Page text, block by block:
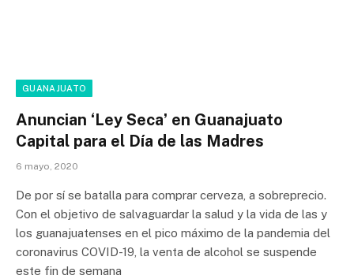
GUANAJUATO
Anuncian ‘Ley Secaʼ en Guanajuato
Capital para el Día de las Madres
6 mayo, 2020
De por sí se batalla para comprar cerveza, a sobreprecio.
Con el objetivo de salvaguardar la salud y la vida de las y
los guanajuatenses en el pico máximo de la pandemia del
coronavirus COVID-19, la venta de alcohol se suspende
este fin de semana